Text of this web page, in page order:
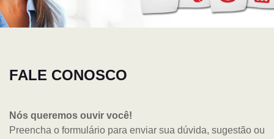
FALE CONOSCO
Nós queremos ouvir você!
Preencha o formulário para enviar sua dúvida, sugestão ou